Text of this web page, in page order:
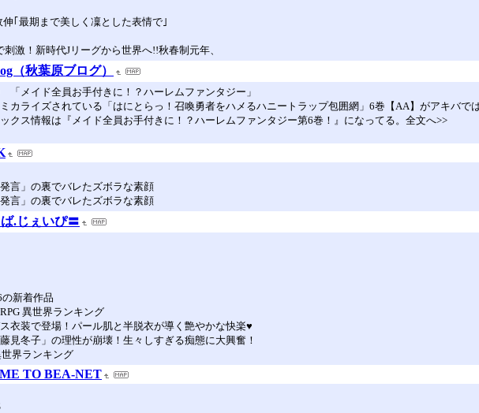
最期まで美しく凜とした表情で｣
激！新時代Jリーグから世界へ!!秋春制元年、
（秋葉原ブログ）
メイド全員お手付きに！？ハーレムファンタジー」
カライズされている「はにとらっ！召喚勇者をハメるハニートラップ包囲網」6巻【AA】がアキバ
クス情報は『メイド全員お手付きに！？ハーレムファンタジー第6巻！』になってる。全文へ>>
言」の裏でバレたズボラな素顔
言」の裏でバレたズボラな素顔
.じぇいぴ〓
新着作品
異世界ランキング
衣装で登場！パール肌と半脱衣が導く艶やかな快楽♥
見冬子」の理性が崩壊！生々しすぎる痴態に大興奮！
界ランキング
TO BEA-NET